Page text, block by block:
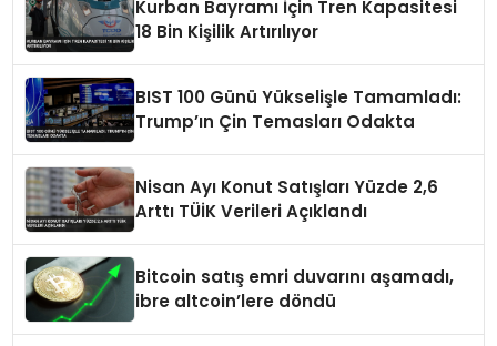
Kurban Bayramı İçin Tren Kapasitesi
18 Bin Kişilik Artırılıyor
BIST 100 Günü Yükselişle Tamamladı:
Trump’ın Çin Temasları Odakta
Nisan Ayı Konut Satışları Yüzde 2,6
Arttı TÜİK Verileri Açıklandı
Bitcoin satış emri duvarını aşamadı,
ibre altcoin’lere döndü